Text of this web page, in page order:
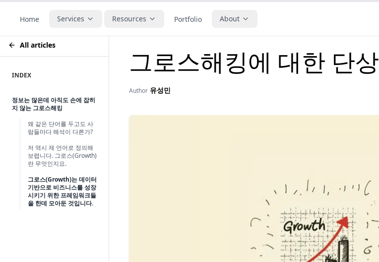
Home Services Resources Portfolio About
All articles
INDEX
정보는 많은데 아직도 손에 잡히
지 않는 그로스해킹
왜 같은 단어를 두고도 사
람들마다 해석이 다른가?
저 역시 제 언어로 정의해
보렵니다. 그로스(Growth)
란 무엇인지요.
그로스(Growth)는 데이터
기반으로 비즈니스를 성장
시키기 위한 프레임워크들
을 한데 모아둔 것입니다.
그로스해킹에 대한 단상
Author 유성민